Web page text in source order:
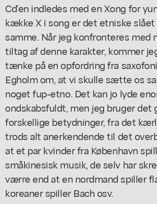
Cd'en indledes med enXong for
kække X i song er det etniske
samme. Når jeg konfronteres med
tiltag af denne karakter, kommer
tænke på en opfordring fra
Egholm om, at vi skulle sætte os
noget fup-etno. Det kan jo lyde
ondskabsfuldt, men jeg bruger det
forskellige betydninger, fra det
trods alt anerkendende til det
at et par kvinder fra København
småkinesisk musik, de selv har
værre end at en nordmand spiller
koreaner spiller Bach osv.